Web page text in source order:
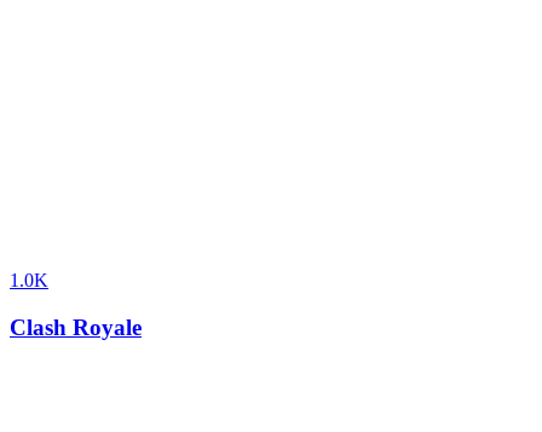
1.0K
Clash Royale